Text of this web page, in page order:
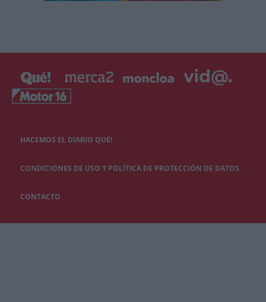
HACEMOS EL DIARIO QUÉ!
CONDICIONES DE USO Y POLÍTICA DE PROTECCIÓN DE DATOS
CONTACTO